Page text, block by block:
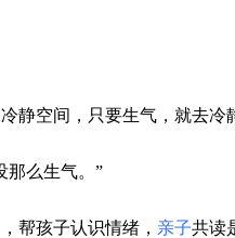
静空间，只要生气，就去冷
那么生气。”
帮孩子认识情绪， 亲子共读